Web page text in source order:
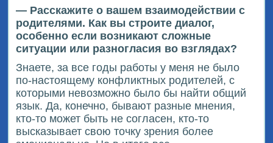
— Расскажите о вашем взаимодействии с
родителями. Как вы строите диалог,
особенно если возникают сложные
ситуации или разногласия во взглядах?
Знаете, за все годы работы у меня не было
по-настоящему конфликтных родителей, с
которыми невозможно было бы найти общий
язык. Да, конечно, бывают разные мнения,
кто-то может быть не согласен, кто-то
высказывает свою точку зрения более